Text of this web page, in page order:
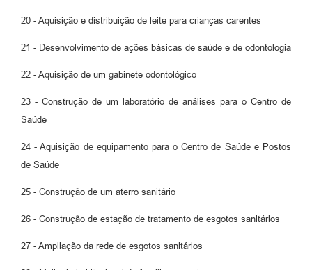
20 - Aquisição e distribuição de leite para crianças carentes
21 - Desenvolvimento de ações básicas de saúde e de odontologia
22 - Aquisição de um gabinete odontológico
23 - Construção de um laboratório de análises para o Centro de
Saúde
24 - Aquisição de equipamento para o Centro de Saúde e Postos
de Saúde
25 - Construção de um aterro sanitário
26 - Construção de estação de tratamento de esgotos sanitários
27 - Ampliação da rede de esgotos sanitários